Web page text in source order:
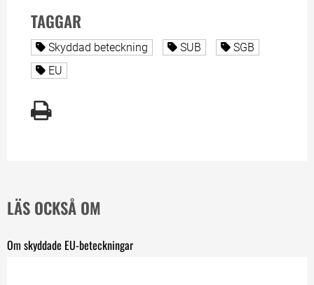
TAGGAR
Alla sidor taggade med
Skyddad beteckning Alla sidor taggade med
SUB Alla sidor
SGB
Alla sidor taggade med
EU
LÄS OCKSÅ OM
Om skyddade EU-beteckningar